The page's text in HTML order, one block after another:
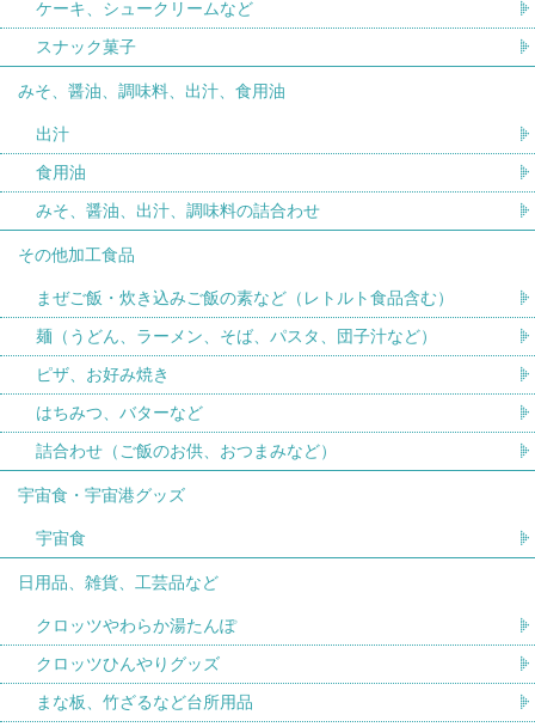
ケーキ、シュークリームなど
スナック菓子
みそ、醤油、調味料、出汁、食用油
出汁
食用油
みそ、醤油、出汁、調味料の詰合わせ
その他加工食品
まぜご飯・炊き込みご飯の素など（レトルト食品含む）
麺（うどん、ラーメン、そば、パスタ、団子汁など）
ピザ、お好み焼き
はちみつ、バターなど
詰合わせ（ご飯のお供、おつまみなど）
宇宙食・宇宙港グッズ
宇宙食
日用品、雑貨、工芸品など
クロッツやわらか湯たんぽ
クロッツひんやりグッズ
まな板、竹ざるなど台所用品